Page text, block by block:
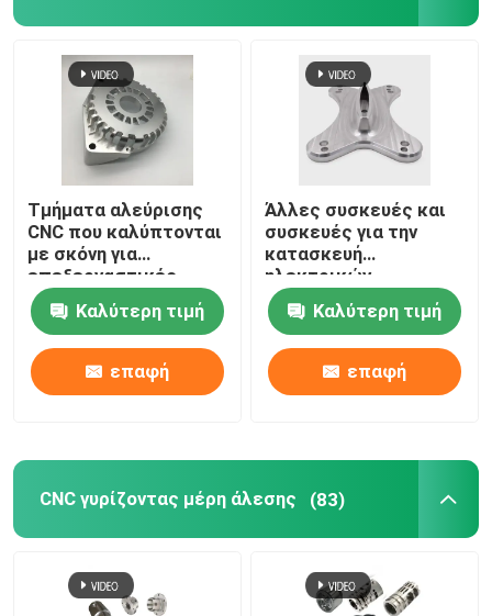
Τμήματα αλεύρισης
CNC που καλύπτονται
με σκόνη για
επεξεργαστικές
λύσεις
Καλύτερη τιμή
επαφή
Άλλες συσκευές και
συσκευές για την
κατασκευή
ηλεκτρικών
συστοιχιών
Καλύτερη τιμή
επαφή
CNC γυρίζοντας μέρη άλεσης (83)